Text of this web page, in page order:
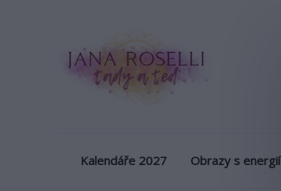
Kalendáře 2027 Obrazy s energií